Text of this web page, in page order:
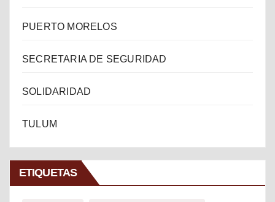
PUERTO MORELOS
SECRETARIA DE SEGURIDAD
SOLIDARIDAD
TULUM
ETIQUETAS